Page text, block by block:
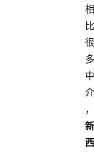
相
比
很
多
中
介
，
新
西